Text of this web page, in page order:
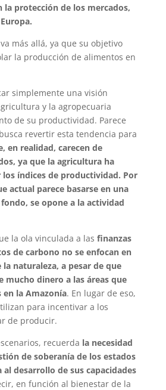
la protección de los mercados,
más allá, ya que su objetivo
la producción de alimentos en
simplemente una visión
y la agropecuaria
de su productividad. Parece
revertir esta tendencia para
en realidad, carecen de
ya que la agricultura ha
índices de productividad. Por
actual parece basarse en una
se opone a la actividad
la ola vinculada a las finanzas
de carbono no se enfocan en
naturaleza, a pesar de que
mucho dinero a las áreas que
en la Amazonía. En lugar de eso,
para incentivar a los
de producir.
recuerda la necesidad
de soberanía de los estados
al desarrollo de sus capacidades
en función al bienestar de la